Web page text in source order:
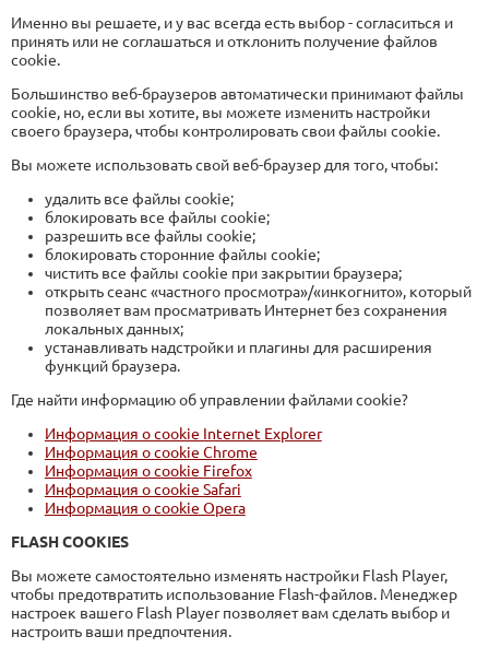
Именно вы решаете, и у вас всегда есть выбор - согласиться и
принять или не соглашаться и отклонить получение файлов
cookie.
Большинство веб-браузеров автоматически принимают файлы
cookie, но, если вы хотите, вы можете изменить настройки
своего браузера, чтобы контролировать свои файлы cookie.
Вы можете использовать свой веб-браузер для того, чтобы:
удалить все файлы cookie;
блокировать все файлы cookie;
разрешить все файлы cookie;
блокировать сторонние файлы cookie;
чистить все файлы cookie при закрытии браузера;
открыть сеанс «частного просмотра»/«инкогнито», который
позволяет вам просматривать Интернет без сохранения
локальных данных;
устанавливать надстройки и плагины для расширения
функций браузера.
Где найти информацию об управлении файлами cookie?
Информация о cookie Internet Explorer
Информация о cookie Chrome
Информация о cookie Firefox
Информация о cookie Safari
Информация о cookie Opera
FLASH COOKIES
Вы можете самостоятельно изменять настройки Flash Player,
чтобы предотвратить использование Flash-файлов. Менеджер
настроек вашего Flash Player позволяет вам сделать выбор и
настроить ваши предпочтения.